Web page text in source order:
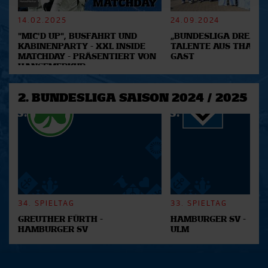
Abschnitt Einzelheiten
Wir verwenden Cookies, um Inhalte und Anzeigen zu
personalisieren, Funktionen für soziale Medien anbieten
zu können und die Zugriffe auf unsere Website zu
Verwendung unserer Website an unsere Partner für
soziale Medien, Werbung und Analysen weiter. Unsere
Partner führen diese Informationen möglicherweise mit
14.02.2025
"MIC'D UP", BUSFAHRT UND
KABINENPARTY - XXL INSIDE
MATCHDAY - PRÄSENTIERT VON
HANSEMERKUR
24.09.2024
„BUNDESLIGA DREAM
TALENTE AUS
GAST
2. BUNDESLIGA SAISON 2024 / 2025
34. SPIELTAG
GREUTHER FÜRTH -
HAMBURGER SV
33. SPIELTAG
HAMBURGER SV -
ULM